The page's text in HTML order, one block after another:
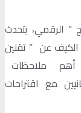
الرقمي، يتحدث
عن ” تقنين
أهم ملاحظات
مع اقتراحات